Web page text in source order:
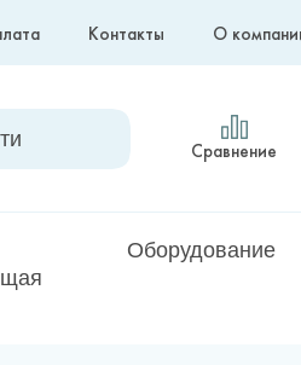
Контакты О
Сравнение
Оборудование